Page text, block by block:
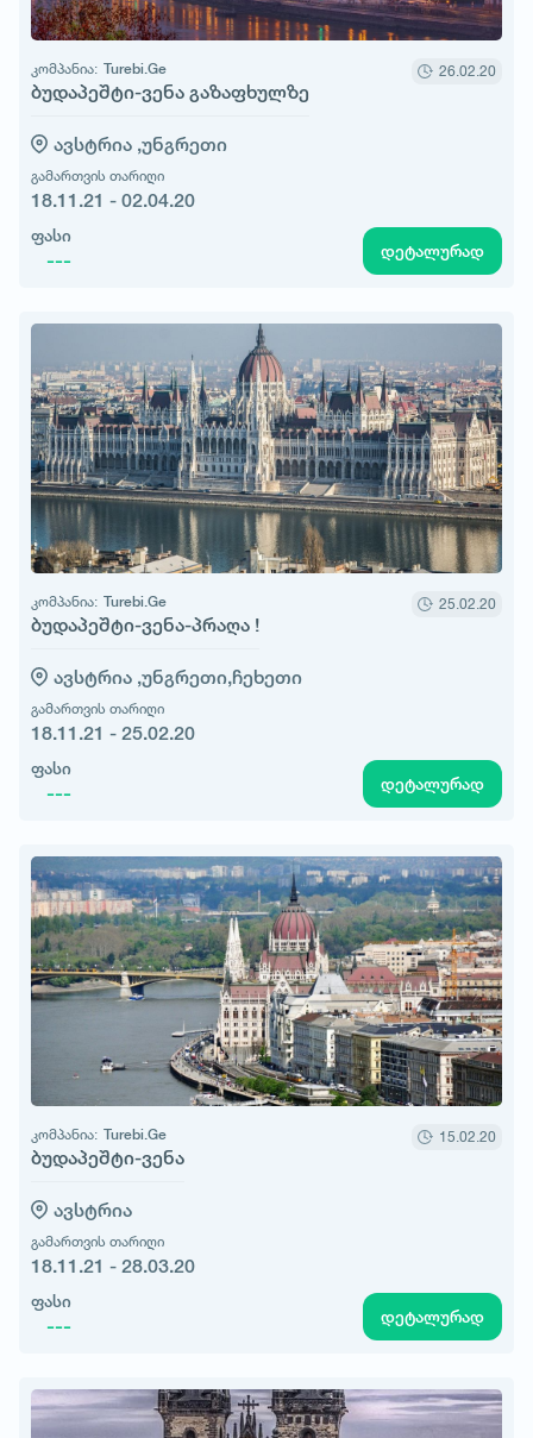
კომპანია: Turebi.Ge
ბუდაპეშტი-ვენა გაზაფხულზე
26.02.20
ავსტრია ,უნგრეთი
გამართვის თარიღი
18.11.21 - 02.04.20
ფასი
--- დეტალურად
კომპანია: Turebi.Ge
ბუდაპეშტი-ვენა-პრაღა !
25.02.20
ავსტრია ,უნგრეთი,ჩეხეთი
გამართვის თარიღი
18.11.21 - 25.02.20
ფასი
--- დეტალურად
კომპანია: Turebi.Ge
ბუდაპეშტი-ვენა
15.02.20
ავსტრია
გამართვის თარიღი
18.11.21 - 28.03.20
ფასი
--- დეტალურად